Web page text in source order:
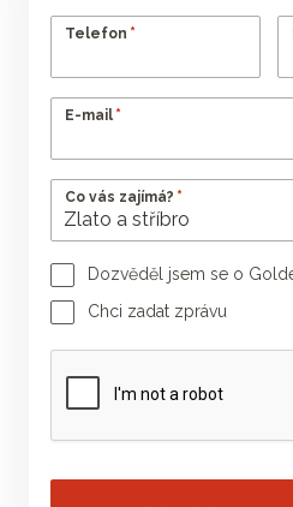
Telefon *
E-mail *
Co vás zajímá? *
Dozvěděl jsem se o
Jméno poradce
Chci zadat zprávu
Vaše zpráva